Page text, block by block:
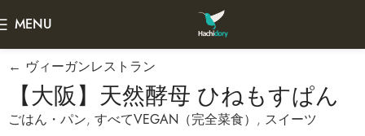
MENU
← ヴィーガンレストラン
【大阪】天然酵母 ひねもすぱん
ごはん・パン, すべてVEGAN（完全菜食） , スイーツ